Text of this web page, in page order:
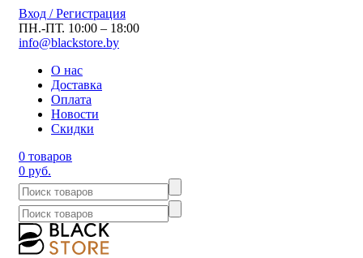
Вход / Регистрация
ПН.-ПТ. 10:00 – 18:00
info@blackstore.by
О нас
Доставка
Оплата
Новости
Скидки
0 товаров
0 руб.